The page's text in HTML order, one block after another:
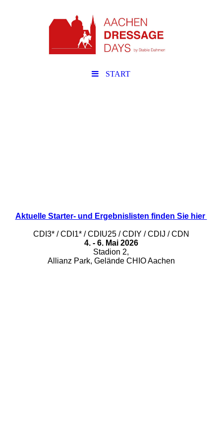
START
Aktuelle Starter- und Ergebnislisten finden Sie hier
CDI3* / CDI1* / CDIU25 / CDIY / CDIJ / CDN
4. - 6. Mai 2026
Stadion 2,
Allianz Park, Gelände CHIO Aachen